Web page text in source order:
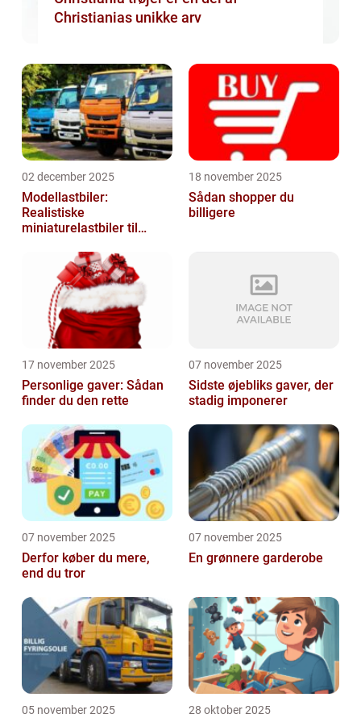
Christianias unikke arv
02 december 2025
Modellastbiler:
Realistiske
miniaturelastbiler til
18 november 2025
Sådan shopper du
billigere
17 november 2025
Personlige gaver: Sådan
finder du den rette
07 november 2025
Sidste øjebliks gaver, der
stadig imponerer
07 november 2025
Derfor køber du mere,
end du tror
07 november 2025
En grønnere garderobe
05 november 2025 28 oktober 2025